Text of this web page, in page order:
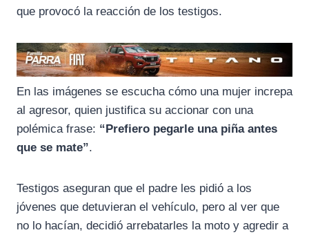
que provocó la reacción de los testigos.
En las imágenes se escucha cómo una mujer increpa
al agresor, quien justifica su accionar con una
polémica frase: “Prefiero pegarle una piña antes
que se mate”.
Testigos aseguran que el padre les pidió a los
jóvenes que detuvieran el vehículo, pero al ver que
no lo hacían, decidió arrebatarles la moto y agredir a